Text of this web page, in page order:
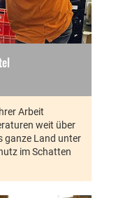
Arbeit
weit über
ganze Land unter
im Schatten